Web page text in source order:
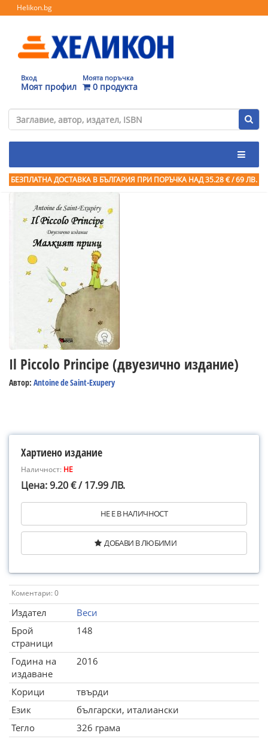
Helikon.bg
Вход
Моят профил
Моята поръчка
0 продукта
БЕЗПЛАТНА ДОСТАВКА В БЪЛГАРИЯ ПРИ ПОРЪЧКА НАД 35.28 € / 69 ЛВ.
Il Piccolo Principe (двуезично издание)
Автор: Antoine de Saint-Exupery
Хартиено издание
Наличност: НЕ
Цена: 9.20 € / 17.99 ЛВ.
НЕ Е В НАЛИЧНОСТ
ДОБАВИ В ЛЮБИМИ
Коментари: 0
Издател
Веси
Брой
страници
148
Година на
издаване
2016
Корици
твърди
Език
български, италиански
Тегло
326 грама